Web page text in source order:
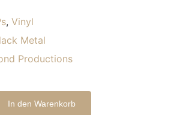
, Vinyl
Metal
Productions
In den Warenkorb